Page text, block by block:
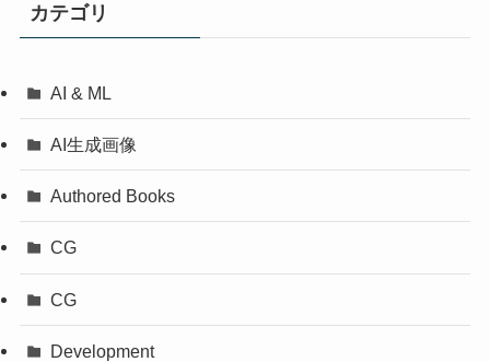
カテゴリ
AI & ML
AI生成画像
Authored Books
CG
CG
Development